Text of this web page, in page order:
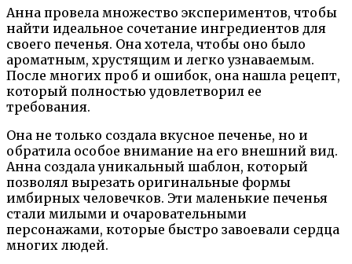
Анна провела множество экспериментов, чтобы
найти идеальное сочетание ингредиентов для
своего печенья. Она хотела, чтобы оно было
ароматным, хрустящим и легко узнаваемым.
После многих проб и ошибок, она нашла рецепт,
который полностью удовлетворил ее
требования.
Она не только создала вкусное печенье, но и
обратила особое внимание на его внешний вид.
Анна создала уникальный шаблон, который
позволял вырезать оригинальные формы
имбирных человечков. Эти маленькие печенья
стали милыми и очаровательными
персонажами, которые быстро завоевали сердца
многих людей.